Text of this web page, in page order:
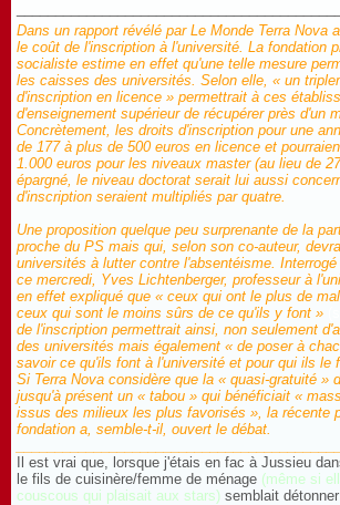
Dans un rapport révélé par Le Monde Terra Nova
le coût de l'inscription à l'université. La fondation
socialiste estime en effet qu'une telle mesure
les caisses des universités. Selon elle, « un
d'inscription en licence » permettrait à ces
d'enseignement supérieur de récupérer près d'un
Concrètement, les droits d'inscription pour une
de 177 à plus de 500 euros en licence et
1.000 euros pour les niveaux master (au lieu de
épargné, le niveau doctorat serait lui aussi
d'inscription seraient multipliés par quatre.
Une proposition quelque peu surprenante de la
proche du PS mais qui, selon son co-auteur,
universités à lutter contre l'absentéisme.
ce mercredi, Yves Lichtenberger, professeur à
en effet expliqué que « ceux qui ont le plus de
ceux qui sont le moins sûrs de ce qu'ils y font »
de l'inscription permettrait ainsi, non seulement
des universités mais également « de poser à
savoir ce qu'ils font à l'université et pour qui ils le
Si Terra Nova considère que la « quasi-gratuité »
jusqu'à présent un « tabou » qui bénéficiait «
issus des milieux les plus favorisés », la récente
fondation a, semble-t-il, ouvert le débat.
Il est vrai que, lorsque j'étais en fac à Jussieu
le fils de cuisinère/femme de ménage (même si
couscous qui plaisait aux stars) semblait